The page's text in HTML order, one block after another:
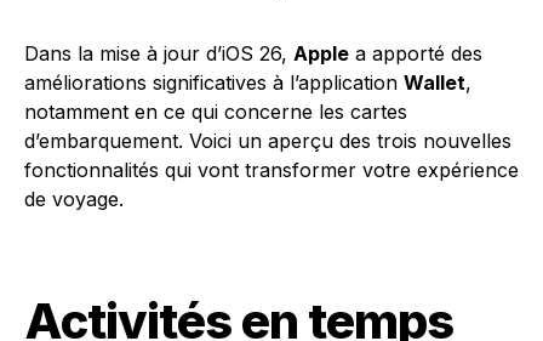
Dans la mise à jour d’iOS 26, Apple a apporté des
améliorations significatives à l’application Wallet,
notamment en ce qui concerne les cartes
d’embarquement. Voici un aperçu des trois nouvelles
fonctionnalités qui vont transformer votre expérience
de voyage.
Activités en temps